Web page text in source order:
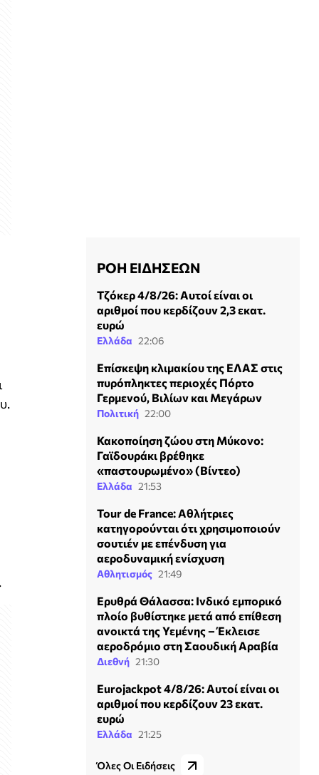
ΡΟΗ ΕΙΔΗΣΕΩΝ
Τζόκερ 4/8/26: Αυτοί είναι οι
αριθμοί που κερδίζουν 2,3 εκατ.
ευρώ
Ελλάδα 22:06
Επίσκεψη κλιμακίου της ΕΛΑΣ στις
πυρόπληκτες περιοχές Πόρτο
Γερμενού, Βιλίων και Μεγάρων
Πολιτική 22:00
Κακοποίηση ζώου στη Μύκονο:
Γαϊδουράκι βρέθηκε
«παστουρωμένο» (Βίντεο)
Ελλάδα 21:53
Tour de France: Αθλήτριες
κατηγορούνται ότι χρησιμοποιούν
σουτιέν με επένδυση για
αεροδυναμική ενίσχυση
Αθλητισμός 21:49
Ερυθρά Θάλασσα: Ινδικό εμπορικό
πλοίο βυθίστηκε μετά από επίθεση
ανοικτά της Υεμένης – Έκλεισε
αεροδρόμιο στη Σαουδική Αραβία
Διεθνή 21:30
Eurojackpot 4/8/26: Αυτοί είναι οι
αριθμοί που κερδίζουν 23 εκατ.
ευρώ
Ελλάδα 21:25
Όλες Οι Ειδήσεις